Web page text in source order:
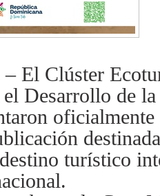
El Clúster
Desarrollo de
turístico